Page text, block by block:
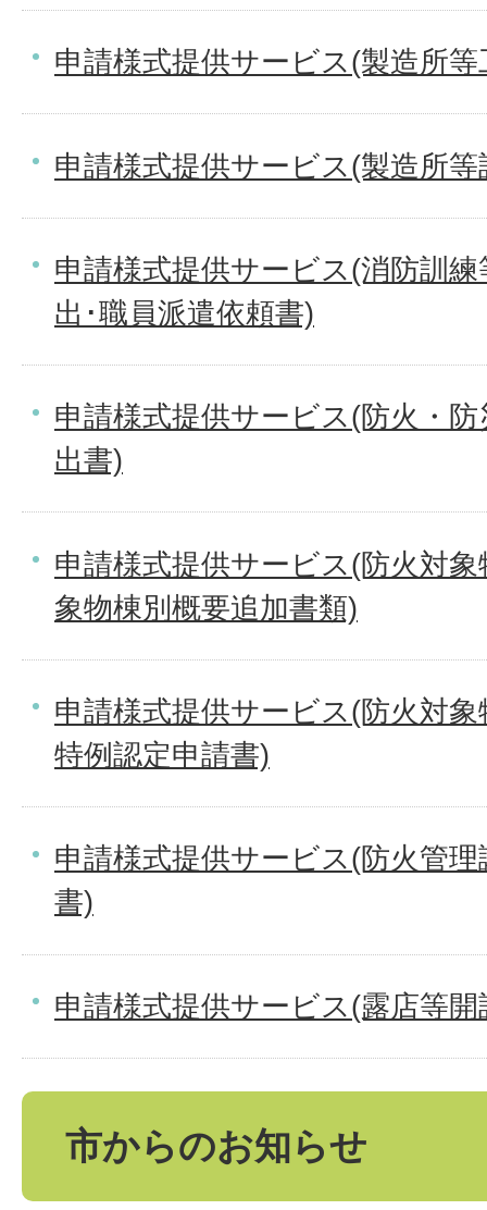
申請様式提供サービス(製造所
申請様式提供サービス(製造所
申請様式提供サービス(消防訓
出･職員派遣依頼書)
申請様式提供サービス(防火・
出書)
申請様式提供サービス(防火対
象物棟別概要追加書類)
申請様式提供サービス(防火対
特例認定申請書)
申請様式提供サービス(防火管
書)
申請様式提供サービス(露店等開
市からのお知らせ